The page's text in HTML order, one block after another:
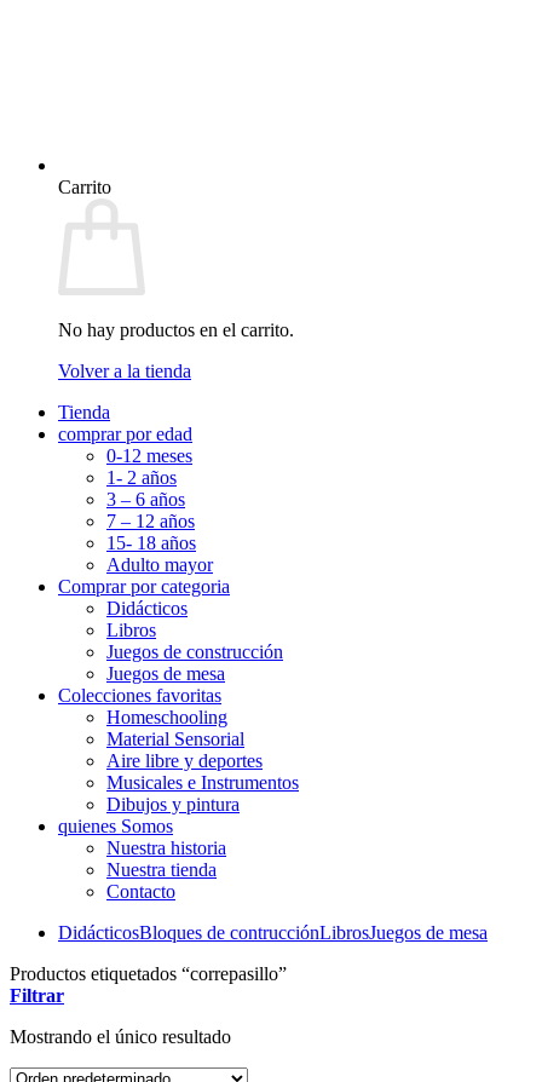
Carrito
No hay productos en el carrito.
Volver a la tienda
Tienda
comprar por edad
0-12 meses
1- 2 años
3 – 6 años
7 – 12 años
15- 18 años
Adulto mayor
Comprar por categoria
Didácticos
Libros
Juegos de construcción
Juegos de mesa
Colecciones favoritas
Homeschooling
Material Sensorial
Aire libre y deportes
Musicales e Instrumentos
Dibujos y pintura
quienes Somos
Nuestra historia
Nuestra tienda
Contacto
DidácticosBloques de contrucciónLibrosJuegos de mesa
Productos etiquetados “correpasillo”
Filtrar
Mostrando el único resultado